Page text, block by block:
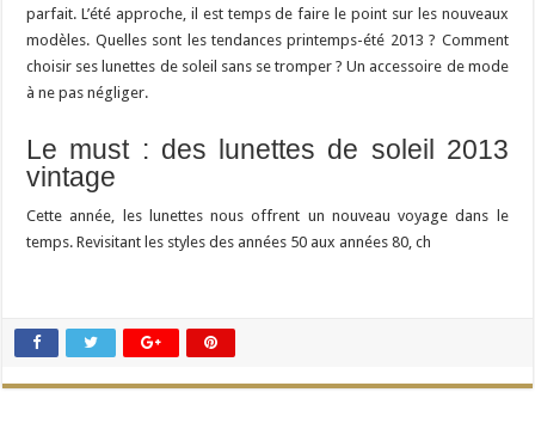
parfait. L’été approche, il est temps de faire le point sur les nouveaux
modèles. Quelles sont les tendances printemps-été 2013 ? Comment
choisir ses lunettes de soleil sans se tromper ? Un accessoire de mode
à ne pas négliger.
Le must : des lunettes de soleil 2013
vintage
Cette année, les lunettes nous offrent un nouveau voyage dans le
temps. Revisitant les styles des années 50 aux années 80, ch